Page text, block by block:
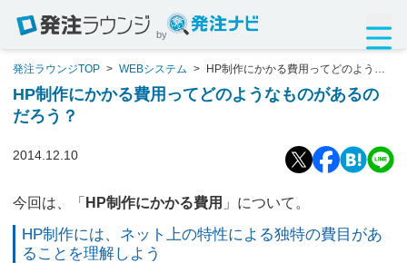
by
発注ラウンジTOP > WEBシステム >
HP制作にかかる費用ってどのような
ものがあるのだろう？
HP制作にかかる費用ってどのようなものがあるの
だろう？
2014.12.10
今回は、「 HP制作にかかる費用 」について。
HP制作には、ネット上の特性による独特の費目があ
ることを理解しよう